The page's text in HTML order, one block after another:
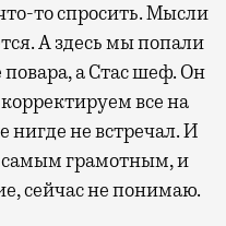
то спросить. Мысли
А здесь мы попали
а Стас шеф. Он
все на
нигде не встречал. И
грамотным, и
сейчас не понимаю.